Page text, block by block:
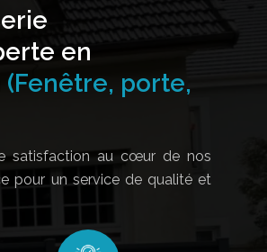
en
(Fenêtre, porte,
satisfaction au cœur de nos
pour un service de qualité et